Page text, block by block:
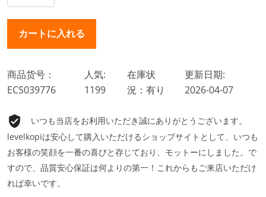
商品货号：
ECS039776
人気:
1199
在庫状
況：有り
更新日期:
2026-04-07
いつも当店をお利用いただき誠にありがとうございます。
levelkopiは安心して購入いただけるショップサイトとして、いつも
お客様の笑顔を一番の喜びと存じており、モットーにしました。で
すので、品質安心保証は何よりの第一！これからもご来店いただけ
れば幸いです。